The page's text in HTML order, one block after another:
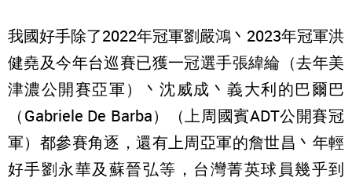
我國好手除了2022年冠軍劉嚴鴻丶2023年冠軍洪
健堯及今年台巡賽已獲一冠選手張緯綸（去年美
津濃公開賽亞軍）丶沈威成丶義大利的巴爾巴
（Gabriele De Barba）（上周國賓ADT公開賽冠
軍）都參賽角逐，還有上周亞軍的詹世昌丶年輕
好手劉永華及蘇晉弘等，台灣菁英球員幾乎到